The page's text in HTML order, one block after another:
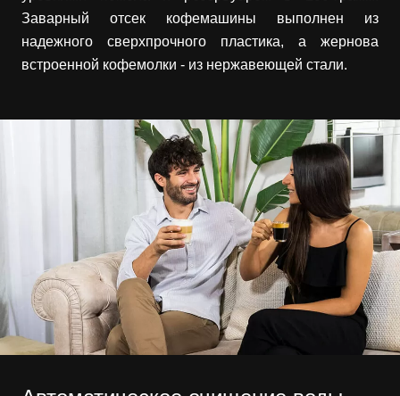
Заварный отсек кофемашины выполнен из
надежного сверхпрочного пластика, а жернова
встроенной кофемолки - из нержавеющей стали.